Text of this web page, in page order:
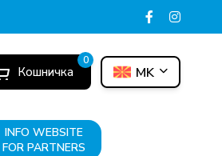
Кошничка
0
MK
INFO WEBSITE
FOR PARTNERS